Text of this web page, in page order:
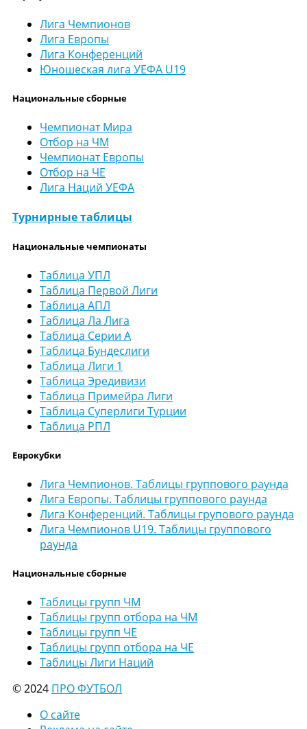
Лига Чемпионов
Лига Европы
Лига Конференций
Юношеская лига УЕФА U19
Национальные сборные
Чемпионат Мира
Отбор на ЧМ
Чемпионат Европы
Отбор на ЧЕ
Лига Наций УЕФА
Турнирные таблицы
Национальные чемпионаты
Таблица УПЛ
Таблица Первой Лиги
Таблица АПЛ
Таблица Ла Лига
Таблица Серии А
Таблица Бундеслиги
Таблица Лиги 1
Таблица Эредивизи
Таблица Примейра Лиги
Таблица Суперлиги Турции
Таблица РПЛ
Еврокубки
Лига Чемпионов. Таблицы группового раунда
Лига Европы. Таблицы группового раунда
Лига Конференций. Таблицы групового раунда
Лига Чемпионов U19. Таблицы группового
раунда
Национальные сборные
Таблицы групп ЧМ
Таблицы групп отбора на ЧМ
Таблицы групп ЧЕ
Таблицы групп отбора на ЧЕ
Таблицы Лиги Наций
© 2024 ПРО ФУТБОЛ
О сайте